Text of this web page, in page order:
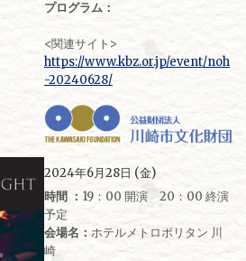
プログラム：
<関連サイト>
https://www.kbz.or.jp/event/noh
-20240628/
2024年6月28日 (金)
時間 ： 19：00 開演 20：00 終演
予定
会場名： ホテルメトロポリタン 川
崎